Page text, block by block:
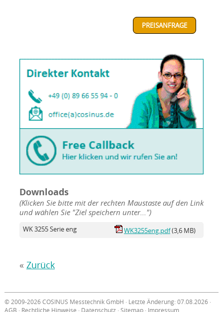
PREISANFRAGE
Downloads
(Klicken Sie bitte mit der rechten Maustaste auf den Link
und wählen Sie "Ziel speichern unter...")
WK 3255 Serie eng WK3255eng.pdf(3,6 MB)
« Zurück
© 2009-2026 COSINUS Messtechnik GmbH · Letzte Änderung: 07.08.2026 ·